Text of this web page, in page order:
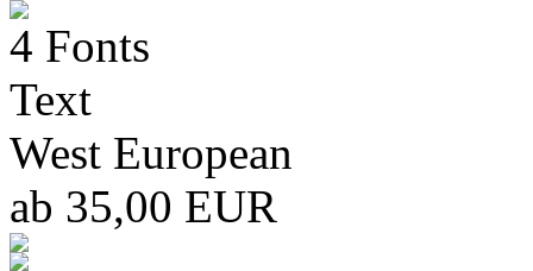
4 Fonts
Text
West European
ab 35,00 EUR